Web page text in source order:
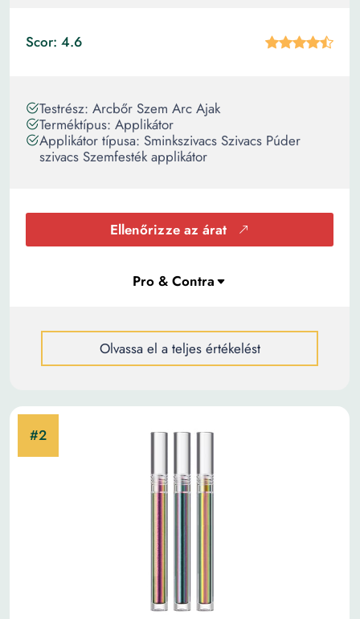
Scor: 4.6
Testrész: Arcbőr Szem Arc Ajak
Terméktípus: Applikátor
Applikátor típusa: Sminkszivacs Szivacs Púder
szivacs Szemfesték applikátor
Ellenőrizze az árat
Olvassa el a teljes értékelést